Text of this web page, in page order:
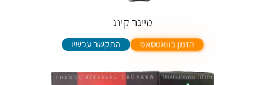
טייגר קינג
הזמן בוואטסאפ התקשר עכשיו